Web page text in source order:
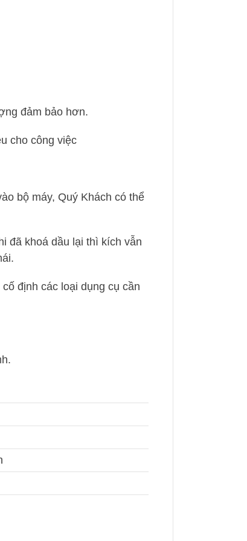
đảm bảo hơn.
cho công việc
bộ máy, Quý Khách có thể
đã khoá dầu lại thì kích vẫn
định các loại dụng cụ cần